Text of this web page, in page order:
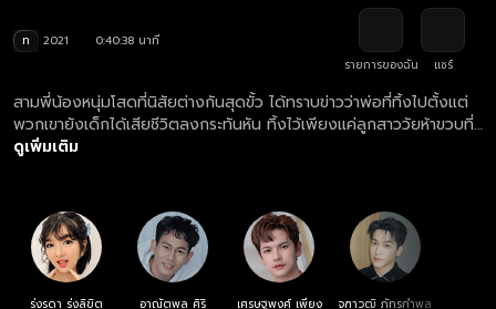
ท 2021
0:40:38 นาที
รายการของฉัน
แชร์
สามพี่น้องหนุ่มโสดที่นิสัยต่างกันสุดขั้ว ได้ทราบข่าวว่าพ่อที่ทิ้งไปตั้งแต่
พวกเขายังเด็กได้เสียชีวิตลงกระทันหัน ทิ้งไว้เพียงแค่ลูกสาววัยห้าขวบที่
เกิดกับภรรยาใหม่ พวกเขาจึงตัดสินใจรับบทคุณพ่อจำเป็น เพื่อไม่ให้น้อง
ดูเพิ่มเติม
รุ่งรดา รุ่งลิขิต
อาณัตพล ศิริ
เศรษฐพงศ์ เพียง
จุฑาวุฒิ ภัทรกำพล